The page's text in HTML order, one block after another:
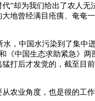
”却为我们给出了农人
地曾经满目疮痍、奄奄
中国水污染到了集中
《中国生态求助紧急》
打后才发觉的，截至目
农业角度，也是很的工